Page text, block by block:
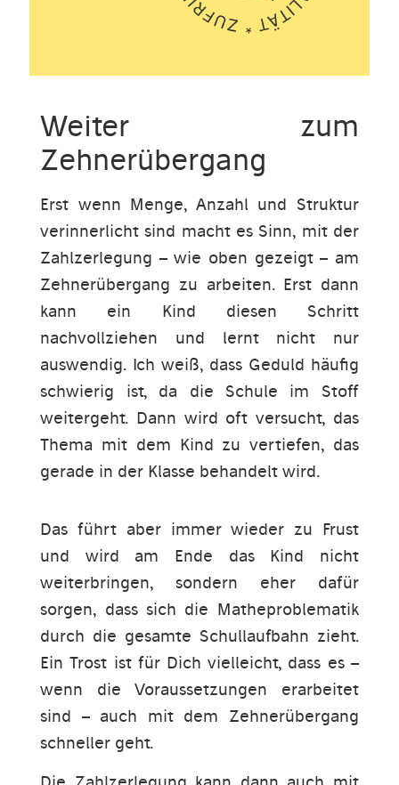
Weiter zum
Zehnerübergang
Erst wenn Menge, Anzahl und Struktur
verinnerlicht sind macht es Sinn, mit der
Zahlzerlegung – wie oben gezeigt – am
Zehnerübergang zu arbeiten. Erst dann
kann ein Kind diesen Schritt
nachvollziehen und lernt nicht nur
auswendig. Ich weiß, dass Geduld häufig
schwierig ist, da die Schule im Stoff
weitergeht. Dann wird oft versucht, das
Thema mit dem Kind zu vertiefen, das
gerade in der Klasse behandelt wird.
Das führt aber immer wieder zu Frust
und wird am Ende das Kind nicht
weiterbringen, sondern eher dafür
sorgen, dass sich die Matheproblematik
durch die gesamte Schullaufbahn zieht.
Ein Trost ist für Dich vielleicht, dass es –
wenn die Voraussetzungen erarbeitet
sind – auch mit dem Zehnerübergang
schneller geht.